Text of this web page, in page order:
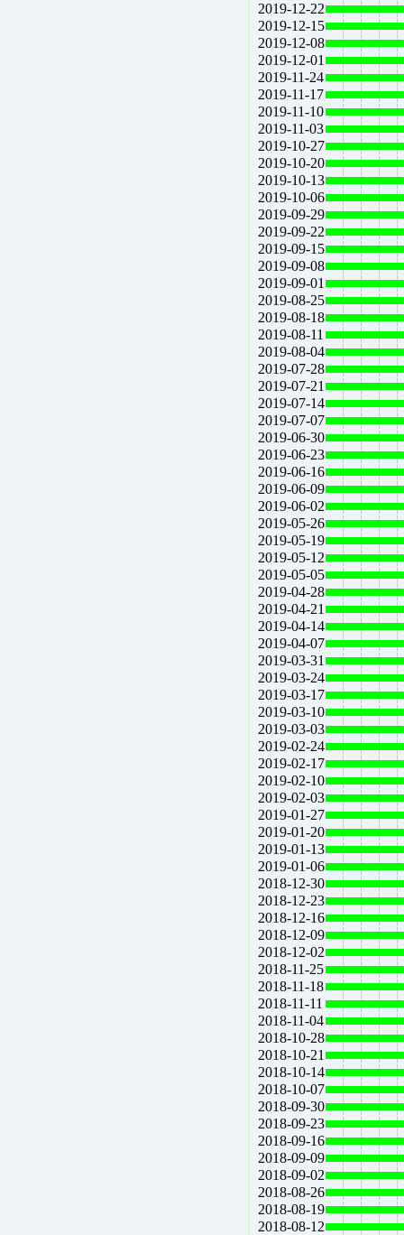
2019-12-22
2019-12-15
2019-12-08
2019-12-01
2019-11-24
2019-11-17
2019-11-10
2019-11-03
2019-10-27
2019-10-20
2019-10-13
2019-10-06
2019-09-29
2019-09-22
2019-09-15
2019-09-08
2019-09-01
2019-08-25
2019-08-18
2019-08-11
2019-08-04
2019-07-28
2019-07-21
2019-07-14
2019-07-07
2019-06-30
2019-06-23
2019-06-16
2019-06-09
2019-06-02
2019-05-26
2019-05-19
2019-05-12
2019-05-05
2019-04-28
2019-04-21
2019-04-14
2019-04-07
2019-03-31
2019-03-24
2019-03-17
2019-03-10
2019-03-03
2019-02-24
2019-02-17
2019-02-10
2019-02-03
2019-01-27
2019-01-20
2019-01-13
2019-01-06
2018-12-30
2018-12-23
2018-12-16
2018-12-09
2018-12-02
2018-11-25
2018-11-18
2018-11-11
2018-11-04
2018-10-28
2018-10-21
2018-10-14
2018-10-07
2018-09-30
2018-09-23
2018-09-16
2018-09-09
2018-09-02
2018-08-26
2018-08-19
2018-08-12